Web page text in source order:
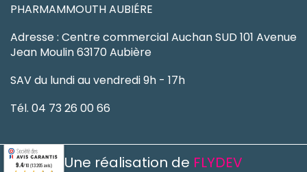
PHARMAMMOUTH AUBIÉRE
Adresse : Centre commercial Auchan SUD 101 Avenue
Jean Moulin 63170 Aubière
SAV du lundi au vendredi 9h - 17h
Tél. 04 73 26 00 66
Une réalisation de FLYDEV
9.4/10 (13205 avis)